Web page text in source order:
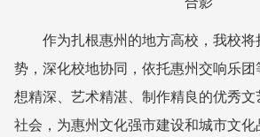
作为扎根惠州的地方高校，我校
势，深化校地协同，依托惠州交响乐
想精深、艺术精湛、制作精良的优秀
社会，为惠州文化强市建设和城市文化